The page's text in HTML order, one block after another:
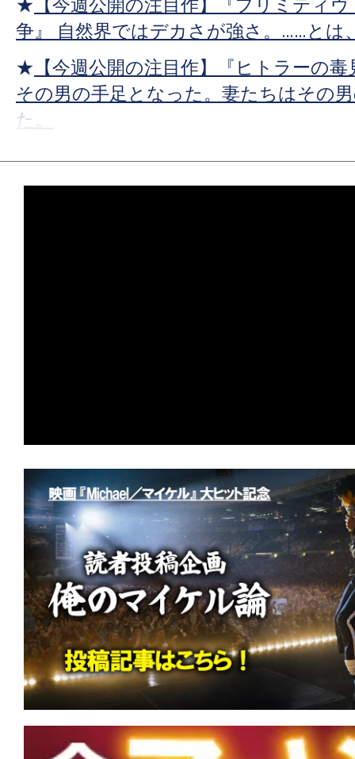
ア
★ 【今週公開の注目作】『プリミティ
争』 自然界ではデカさが強さ。……とは
★ 【今週公開の注目作】『ヒトラーの
その男の手足となった。妻たちはその
た。
★【今週公開の注目作】『プライベー
ってな、200種類あんねん。
砂漠』 喉が渇く。肌が焦げる。汗が止
る。
★【今週公開の注目作】『億万長者の不
持ちなんて食うんじゃない。ばっちい
★【今週公開の注目作】『ジェニー・
め』 長く曲がりくねった道の果てに、
に辿り着く。
★【今週公開の注目作】映画館がスタ
キング・オブ・ポップの魂を浴びる映
イケル』ついに日本上陸！